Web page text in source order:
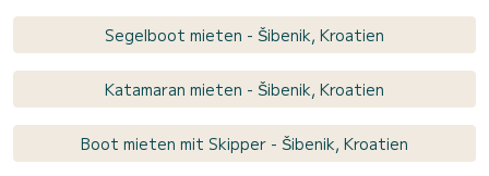
Segelboot mieten - Šibenik, Kroatien
Katamaran mieten - Šibenik, Kroatien
Boot mieten mit Skipper - Šibenik, Kroatien